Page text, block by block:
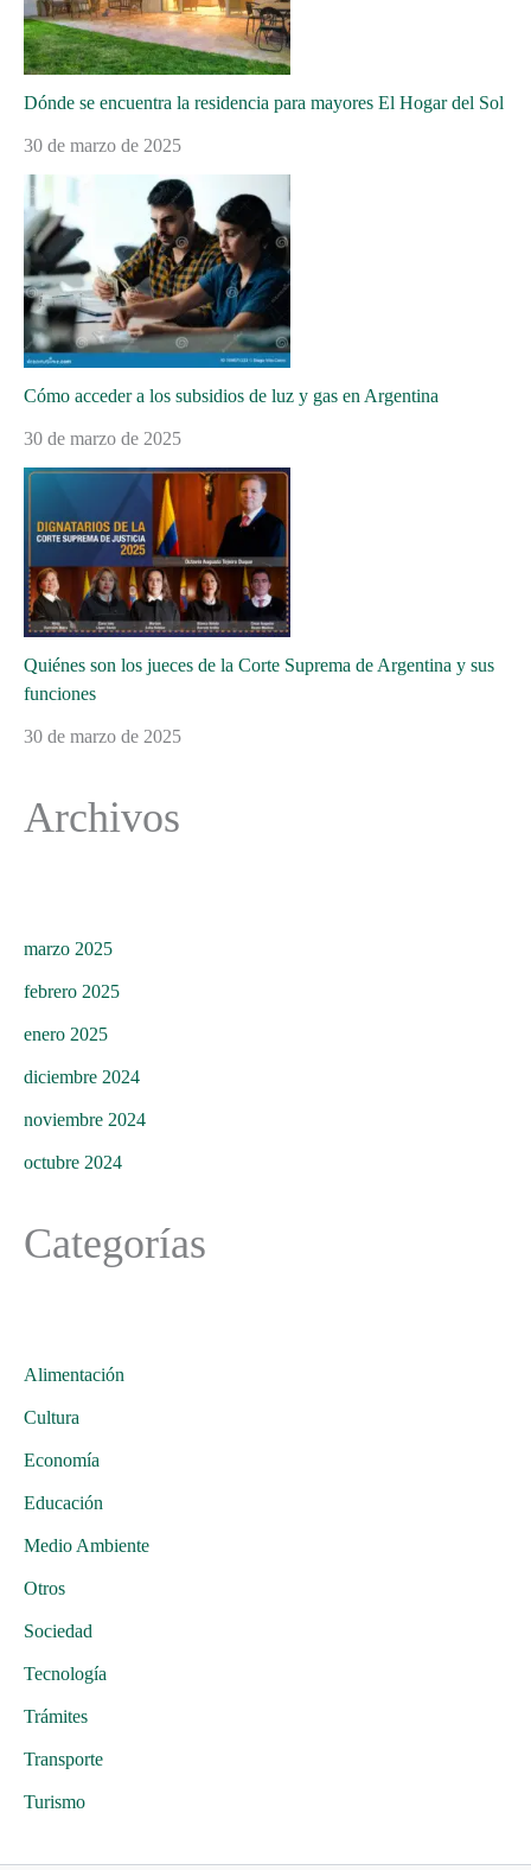
Dónde se encuentra la residencia para mayores El Hogar del Sol
30 de marzo de 2025
Cómo acceder a los subsidios de luz y gas en Argentina
30 de marzo de 2025
Quiénes son los jueces de la Corte Suprema de Argentina y sus
funciones
30 de marzo de 2025
Archivos
marzo 2025
febrero 2025
enero 2025
diciembre 2024
noviembre 2024
octubre 2024
Categorías
Alimentación
Cultura
Economía
Educación
Medio Ambiente
Otros
Sociedad
Tecnología
Trámites
Transporte
Turismo